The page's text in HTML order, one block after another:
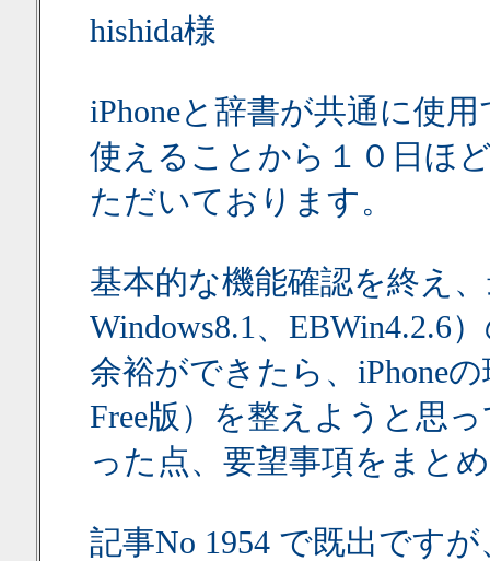
hishida様
iPhoneと辞書が共通に使
使えることから１０日ほ
ただいております。
基本的な機能確認を終え
Windows8.1、EBWin4.2.6
余裕ができたら、iPhoneの
Free版）を整えようと思
った点、要望事項をまと
記事No 1954 で既出です